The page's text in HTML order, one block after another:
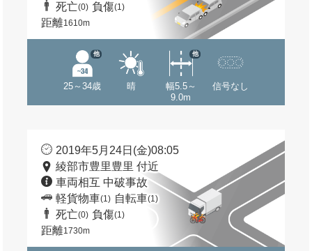
死亡(0) 負傷(1)
距離1610m
25～34歳
他
晴
幅5.5～
9.0m
他
信号なし
2019年5月24日(金)08:05
綾部市豊里豊里 付近
車両相互 中破事故
軽貨物車(1) 自転車(1)
死亡(0) 負傷(1)
距離1730m